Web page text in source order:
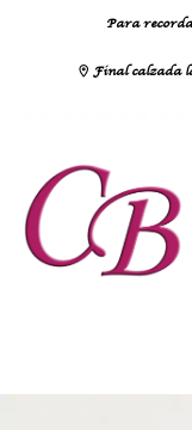
Para
Final calzada